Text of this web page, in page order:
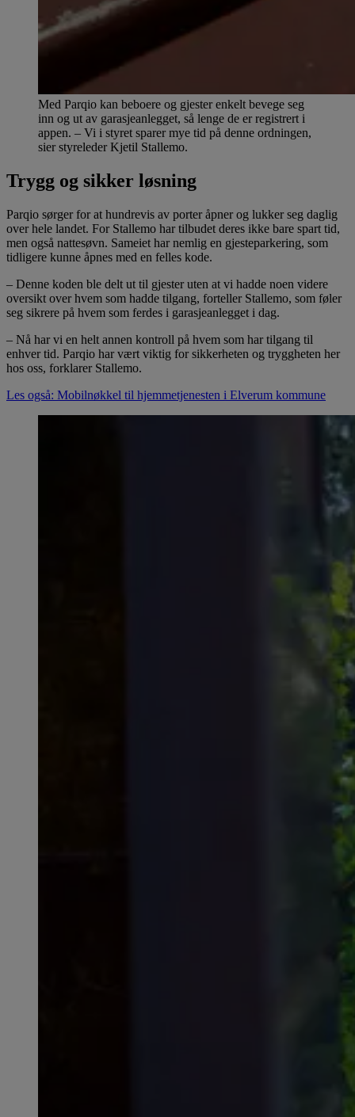
Med Parqio kan beboere og gjester enkelt bevege seg
inn og ut av garasjeanlegget, så lenge de er registrert i
appen. – Vi i styret sparer mye tid på denne ordningen,
sier styreleder Kjetil Stallemo.
Trygg og sikker løsning
Parqio sørger for at hundrevis av porter åpner og lukker seg daglig
over hele landet. For Stallemo har tilbudet deres ikke bare spart tid,
men også nattesøvn. Sameiet har nemlig en gjesteparkering, som
tidligere kunne åpnes med en felles kode.
– Denne koden ble delt ut til gjester uten at vi hadde noen videre
oversikt over hvem som hadde tilgang, forteller Stallemo, som føler
seg sikrere på hvem som ferdes i garasjeanlegget i dag.
– Nå har vi en helt annen kontroll på hvem som har tilgang til
enhver tid. Parqio har vært viktig for sikkerheten og tryggheten her
hos oss, forklarer Stallemo.
Les også: Mobilnøkkel til hjemmetjenesten i Elverum kommune